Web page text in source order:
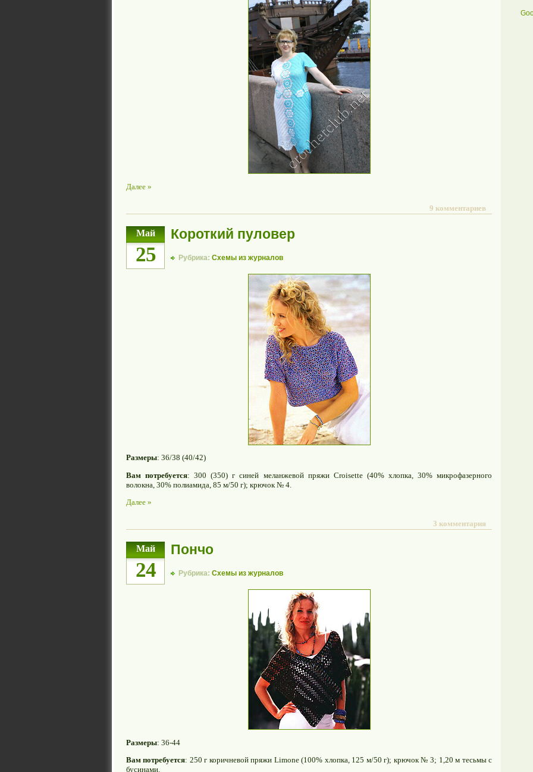
Далее »
9 комментариев
Май
25
Короткий пуловер
Рубрика: Схемы из журналов
Размеры: 36/38 (40/42)
Вам потребуется: 300 (350) г синей меланжевой пряжи Croisette (40% хлопка, 30% микрофазерного
волокна, 30% полиамида, 85 м/50 г); крючок № 4.
Далее »
3 комментария
Май
24
Пончо
Рубрика: Схемы из журналов
Размеры: 36-44
Вам потребуется: 250 г коричневой пряжи Limonе (100% хлопка, 125 м/50 г); крючок № 3; 1,20 м тесьмы с
бусинами.